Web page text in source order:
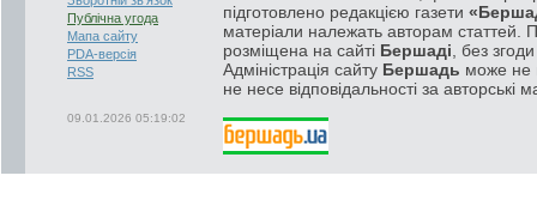
Публічна угода
Мапа сайту
PDA-версія
RSS
09.01.2026 05:19:02
підготовлено редакцією газети
матеріали належать авторам статтей.
розміщена на сайті Бершаді , без
Адміністрація сайту Бершадь може не
не несе відповідальності за авторські